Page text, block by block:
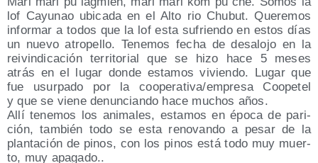
lof Cayu­nao ubi­ca­da en el Alto rio Chu­but. Que­re­mos
infor­mar a todos que la lof esta sufrien­do en estos días
un nue­vo atro­pe­llo. Tene­mos fecha de des­alo­jo en la
rei­vin­di­ca­ción terri­to­rial que se hizo hace 5 meses
atrás en el lugar don­de esta­mos vivien­do. Lugar que
fue usur­pa­do por la cooperativa/​empresa Coope­tel
y que se vie­ne denun­cian­do hace muchos años.
Allí tene­mos los ani­ma­les, esta­mos en épo­ca de pari­
ción, tam­bién todo se esta reno­van­do a pesar de la
plan­ta­ción de pinos, con los pinos está todo muy muer­
to, muy apa­ga­do..